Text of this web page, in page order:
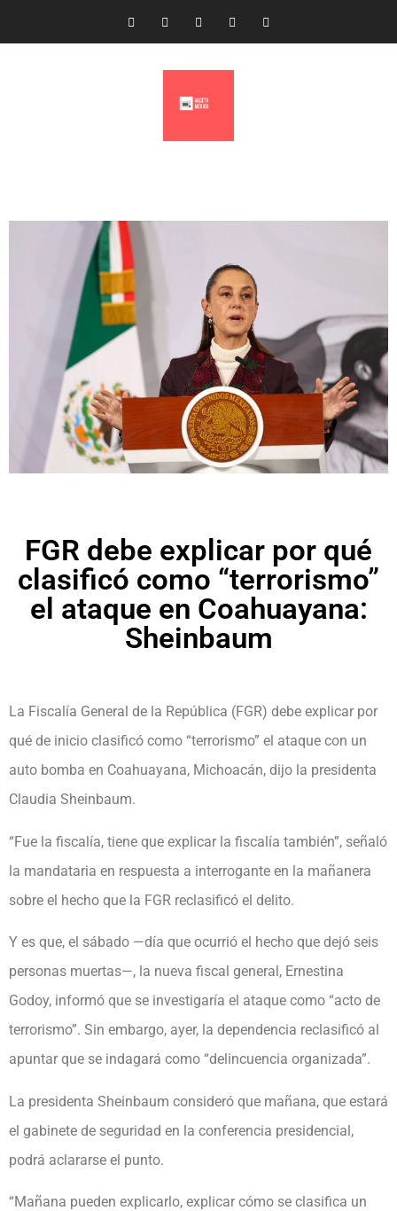
FGR debe explicar por qué
clasificó como “terrorismo”
el ataque en Coahuayana:
Sheinbaum
La Fiscalía General de la República (FGR) debe explicar por
qué de inicio clasificó como “terrorismo” el ataque con un
auto bomba en Coahuayana, Michoacán, dijo la presidenta
Claudia Sheinbaum.
“Fue la fiscalía, tiene que explicar la fiscalía también”, señaló
la mandataria en respuesta a interrogante en la mañanera
sobre el hecho que la FGR reclasificó el delito.
Y es que, el sábado —día que ocurrió el hecho que dejó seis
personas muertas—, la nueva fiscal general, Ernestina
Godoy, informó que se investigaría el ataque como “acto de
terrorismo”. Sin embargo, ayer, la dependencia reclasificó al
apuntar que se indagará como “delincuencia organizada”.
La presidenta Sheinbaum consideró que mañana, que estará
el gabinete de seguridad en la conferencia presidencial,
podrá aclararse el punto.
“Mañana pueden explicarlo, explicar cómo se clasifica un